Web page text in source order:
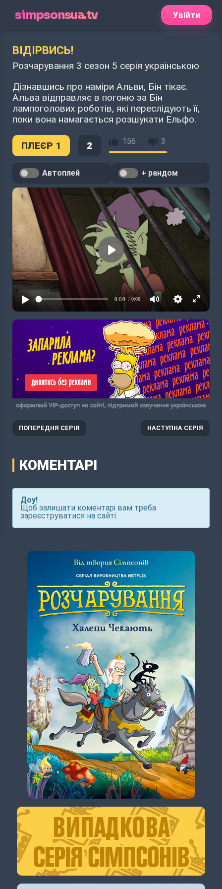
simpsonsua.tv Увійти
ВІДІРВИСЬ!
Розчарування 3 сезон 5 серія українською
Дізнавшись про наміри Альви, Бін тікає.
Альва відправляє в погоню за Бін
лампоголових роботів, які переслідують її,
поки вона намагається розшукати Ельфо.
ПЛЕЄР 1 2 156 3
Автоплей + рандом
ПОПЕРЕДНЯ СЕРІЯ НАСТУПНА СЕРІЯ
КОМЕНТАРІ
Доу!
Щоб залишати коментарі вам треба
зареєструватися на сайті.